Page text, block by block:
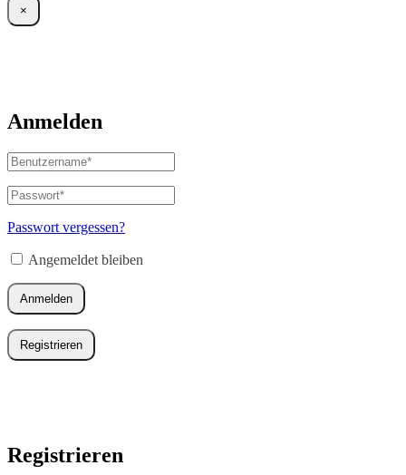
×
Anmelden
Benutzername
oder
E-
Mail-
Adresse*
Passwort*
Erforderlich
Passwort vergessen?
Angemeldet bleiben
Anmelden
Registrieren
Registrieren